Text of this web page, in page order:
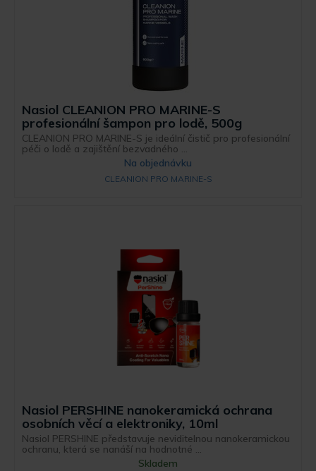
Nasiol CLEANION PRO MARINE-S
profesionální šampon pro lodě, 500g
CLEANION PRO MARINE-S je ideální čistič pro profesionální
péči o lodě a zajištění bezvadného ...
Na objednávku
CLEANION PRO MARINE-S
Nasiol PERSHINE nanokeramická ochrana
osobních věcí a elektroniky, 10ml
Nasiol PERSHINE představuje neviditelnou nanokeramickou
ochranu, která se nanáší na hodnotné ...
Skladem